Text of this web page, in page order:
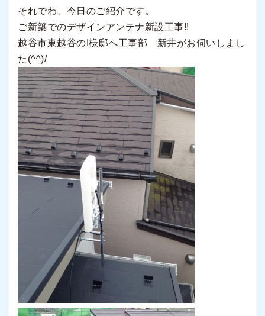
それでわ、今日のご紹介です。
ご新築でのデザインアンテナ新設工事!!
越谷市東越谷のI様邸へ工事部 新井がお伺いしまし
た(^^)/